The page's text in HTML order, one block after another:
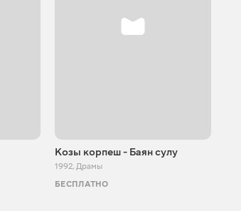
Козы корпеш - Баян сулу
1992, Драмы
БЕСПЛАТНО